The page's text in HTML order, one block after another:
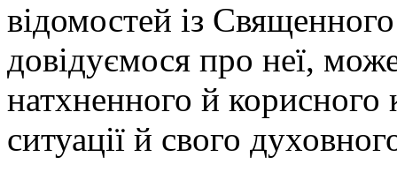
відомостей із
довідуємося про неї,
натхненного й корисного
ситуації й свого